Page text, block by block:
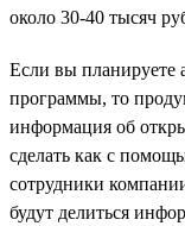
около 30-40 тысяч
Если вы планируете
программы, то
информация об
сделать как с
сотрудники
будут делиться